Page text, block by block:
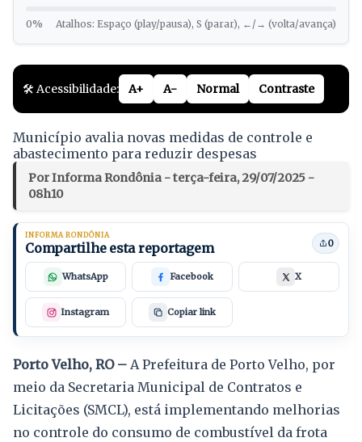
0% Atalhos: Espaço (play/pausa), S (parar), ←/→ (volta/avança)
🛠️ Acessibilidade: A+ A- Normal Contraste
Município avalia novas medidas de controle e
abastecimento para reduzir despesas
Por Informa Rondônia - terça-feira, 29/07/2025 -
08h10
INFORMA RONDÔNIA
Compartilhe esta reportagem 0
WhatsApp Facebook X
Instagram Copiar link
Porto Velho, RO – A Prefeitura de Porto Velho, por
meio da Secretaria Municipal de Contratos e
Licitações (SMCL), está implementando melhorias
no controle do consumo de combustível da frota